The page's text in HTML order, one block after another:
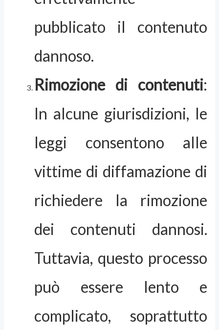
pubblicato il contenuto
dannoso.
Rimozione di contenuti:
In alcune giurisdizioni, le
leggi consentono alle
vittime di diffamazione di
richiedere la rimozione
dei contenuti dannosi.
Tuttavia, questo processo
può essere lento e
complicato, soprattutto